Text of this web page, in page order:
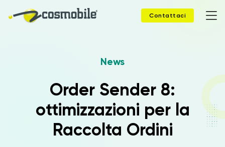
Contattaci
Prodotti
Soluzioni
News
Order Sender 8:
ottimizzazioni per la
Raccolta Ordini